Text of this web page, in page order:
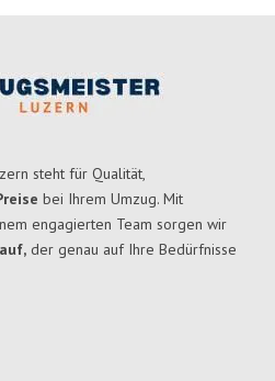
steht für Qualität,
bei Ihrem Umzug. Mit
engagierten Team sorgen wir
der genau auf Ihre Bedürfnisse